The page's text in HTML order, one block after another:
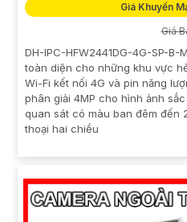
Giá Khuyến
Giá
DH-IPC-HFW2441DG-4G-SP-
toàn diện cho những khu vực
Wi-Fi kết nối 4G và pin năng
phân giải 4MP cho hình ảnh
quan sát có màu ban đêm đến
thoại hai chiều